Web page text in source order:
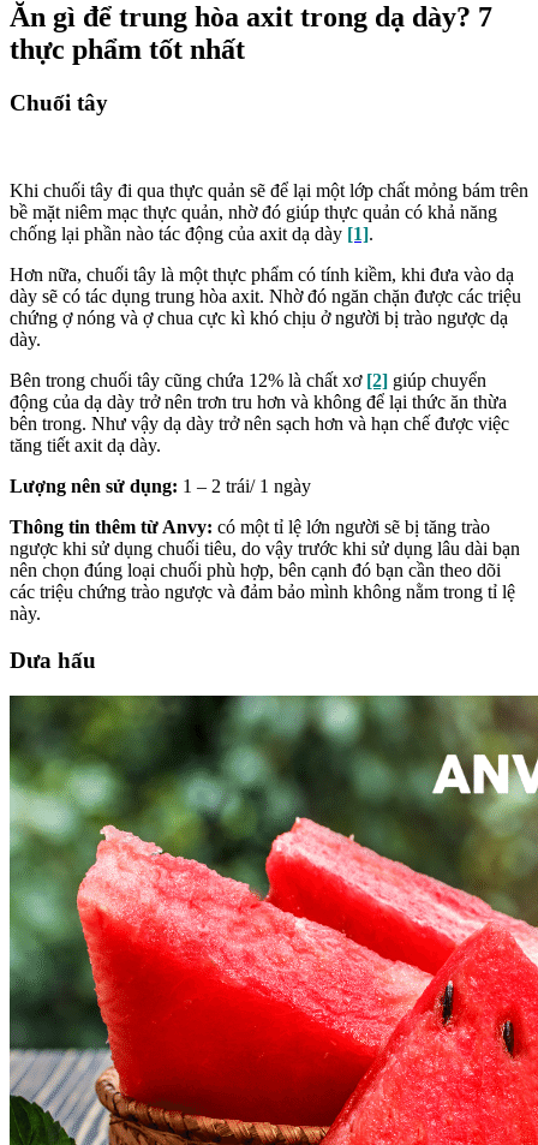
Ăn gì để trung hòa axit trong dạ dày? 7
thực phẩm tốt nhất
Chuối tây
Khi chuối tây đi qua thực quản sẽ để lại một lớp chất mỏng bám trên
bề mặt niêm mạc thực quản, nhờ đó giúp thực quản có khả năng
chống lại phần nào tác động của axit dạ dày [1].
Hơn nữa, chuối tây là một thực phẩm có tính kiềm, khi đưa vào dạ
dày sẽ có tác dụng trung hòa axit. Nhờ đó ngăn chặn được các triệu
chứng ợ nóng và ợ chua cực kì khó chịu ở người bị trào ngược dạ
dày.
Bên trong chuối tây cũng chứa 12% là chất xơ [2] giúp chuyển
động của dạ dày trở nên trơn tru hơn và không để lại thức ăn thừa
bên trong. Như vậy dạ dày trở nên sạch hơn và hạn chế được việc
tăng tiết axit dạ dày.
Lượng nên sử dụng: 1 – 2 trái/ 1 ngày
Thông tin thêm từ Anvy: có một tỉ lệ lớn người sẽ bị tăng trào
ngược khi sử dụng chuối tiêu, do vậy trước khi sử dụng lâu dài bạn
nên chọn đúng loại chuối phù hợp, bên cạnh đó bạn cần theo dõi
các triệu chứng trào ngược và đảm bảo mình không nằm trong tỉ lệ
này.
Dưa hấu